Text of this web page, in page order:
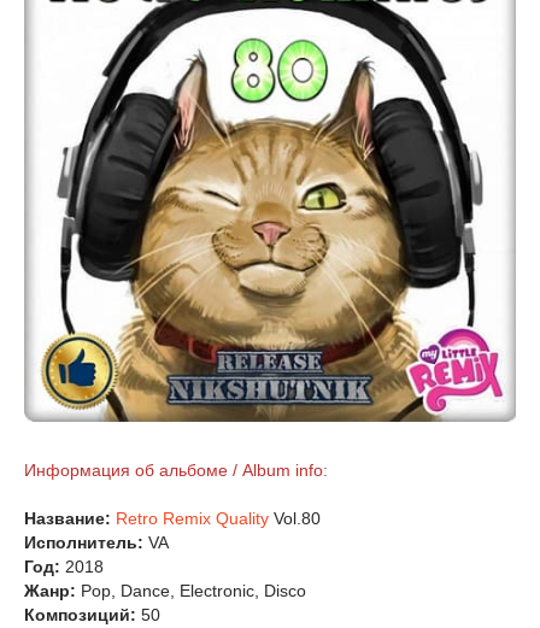
Информация об альбоме / Album info:
Название: Retro Remix Quality Vol.80
Исполнитель: VA
Год: 2018
Жанр: Pop, Dance, Electronic, Disco
Композиций: 50